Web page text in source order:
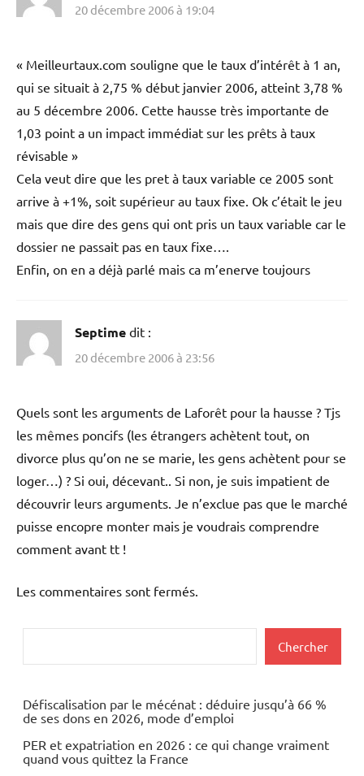
20 décembre 2006 à 19:04
« Meilleurtaux.com souligne que le taux d’intérêt à 1 an,
qui se situait à 2,75 % début janvier 2006, atteint 3,78 %
au 5 décembre 2006. Cette hausse très importante de
1,03 point a un impact immédiat sur les prêts à taux
révisable »
Cela veut dire que les pret à taux variable ce 2005 sont
arrive à +1%, soit supérieur au taux fixe. Ok c’était le jeu
mais que dire des gens qui ont pris un taux variable car le
dossier ne passait pas en taux fixe….
Enfin, on en a déjà parlé mais ca m’enerve toujours
Septime dit :
20 décembre 2006 à 23:56
Quels sont les arguments de Laforêt pour la hausse ? Tjs
les mêmes poncifs (les étrangers achètent tout, on
divorce plus qu’on ne se marie, les gens achètent pour se
loger…) ? Si oui, décevant.. Si non, je suis impatient de
découvrir leurs arguments. Je n’exclue pas que le marché
puisse encopre monter mais je voudrais comprendre
comment avant tt !
Les commentaires sont fermés.
Chercher
Défiscalisation par le mécénat : déduire jusqu’à 66 %
de ses dons en 2026, mode d’emploi
PER et expatriation en 2026 : ce qui change vraiment
quand vous quittez la France